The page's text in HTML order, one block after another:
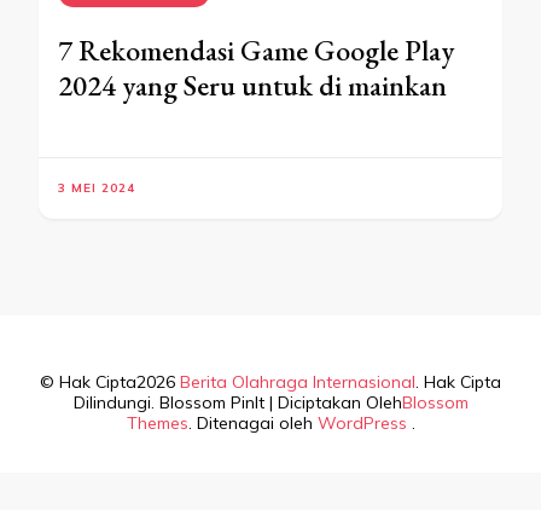
7 Rekomendasi Game Google Play
2024 yang Seru untuk di mainkan
3 MEI 2024
© Hak Cipta2026 Berita Olahraga Internasional. Hak Cipta
Dilindungi. Blossom PinIt | Diciptakan OlehBlossom
Themes. Ditenagai oleh WordPress .